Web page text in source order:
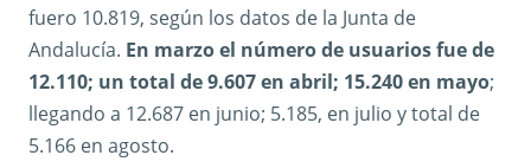
fuero 10.819, según los datos de la Junta de
Andalucía. En marzo el número de usuarios fue de
12.110; un total de 9.607 en abril; 15.240 en mayo;
llegando a 12.687 en junio; 5.185, en julio y total de
5.166 en agosto.